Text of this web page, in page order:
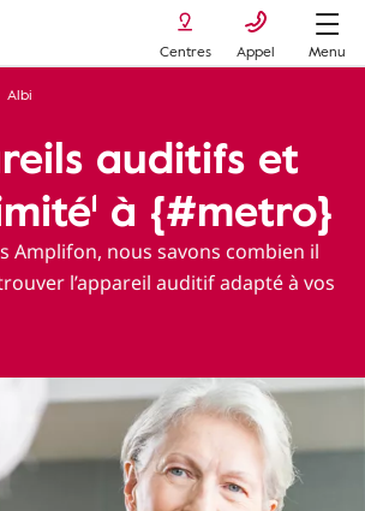
Centres Appel
Menu
Albi
auditifs et
à {#metro}
Amplifon, nous savons combien il
l’appareil auditif adapté à vos